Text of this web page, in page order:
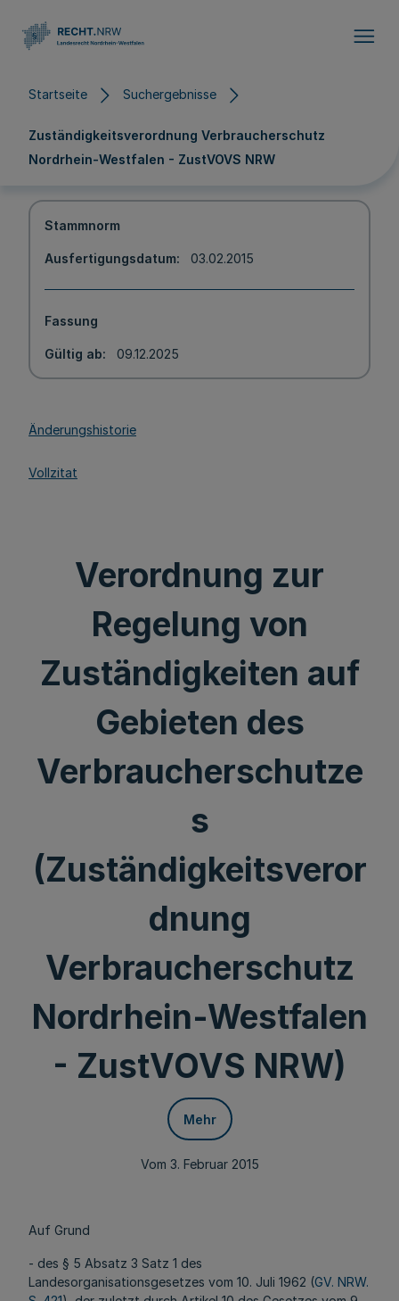
Startseite Suchergebnisse
Zuständigkeitsverordnung Verbraucherschutz
Nordrhein-Westfalen - ZustVOVS NRW
Stammnorm
Ausfertigungsdatum 03.02.2015
Fassung
Gültig ab 09.12.2025
Änderungshistorie
Vollzitat
Verordnung zur
Regelung von
Zuständigkeiten auf
Gebieten des
Verbraucherschutze
s
(Zuständigkeitsveror
dnung
Verbraucherschutz
Nordrhein-Westfalen
- ZustVOVS NRW)
Mehr
Vom 3. Februar 2015
Auf Grund
- des § 5 Absatz 3 Satz 1 des
Landesorganisationsgesetzes vom 10. Juli 1962 (GV. NRW.